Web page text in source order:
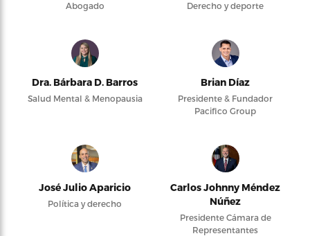
Abogado Derecho y deporte
Dra. Bárbara D. Barros
Salud Mental & Menopausia
Brian Díaz
Presidente & Fundador
Pacifico Group
José Julio Aparicio
Política y derecho
Carlos Johnny Méndez
Núñez
Presidente Cámara de
Representantes